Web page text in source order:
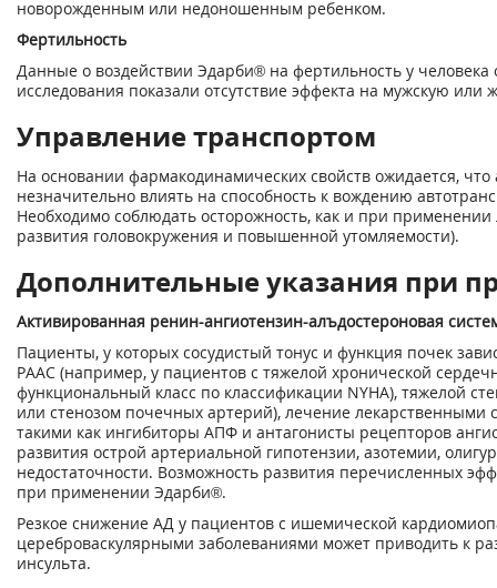
новорожденным или недоношенным ребенком.
Фертильность
Данные о воздействии Эдарби® на фертильность у человека
исследования показали отсутствие эффекта на мужскую или
Управление транспортом
На основании фармакодинамических свойств ожидается, что
незначительно влиять на способность к вождению
Необходимо соблюдать осторожность, как и при
развития головокружения и повышенной утомляемости).
Дополнительные указания при
Активированная ренин-ангиотензин-алъдостероновая
Пациенты, у которых сосудистый тонус и функция почек
РААС (например, у пациентов с тяжелой хронической
функциональный класс по классификации NYHA), тяжелой
или стенозом почечных артерий), лечение
такими как ингибиторы АПФ и антагонисты рецепторов
развития острой артериальной гипотензии, азотемии,
недостаточности. Возможность развития перечисленных
при применении Эдарби®.
Резкое снижение АД у пациентов с ишемической
цереброваскулярными заболеваниями может приводить к
инсульта.